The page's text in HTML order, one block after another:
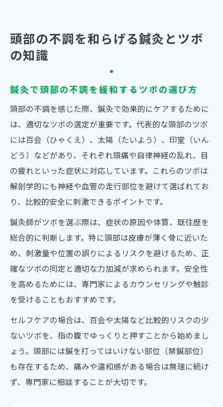
頭部の不調を和らげる鍼灸とツボ
の知識
鍼灸で頭部の不調を緩和するツボの選び方
頭部の不調を感じた際、鍼灸で効果的にケアするために
は、適切なツボの選定が重要です。代表的な頭部のツボ
には百会（ひゃくえ）、太陽（たいよう）、印堂（いん
どう）などがあり、それぞれ頭痛や自律神経の乱れ、目
の疲れといった症状に対応しています。これらのツボは
解剖学的にも神経や血管の走行部位を避けて選ばれてお
り、比較的安全に刺激できるポイントです。
鍼灸師がツボを選ぶ際は、症状の原因や体質、既往歴を
総合的に判断します。特に頭部は皮膚が薄く骨に近いた
め、刺激量や位置の誤りによるリスクを避けるため、正
確なツボの同定と適切な力加減が求められます。安全性
を高めるためには、専門家によるカウンセリングや触診
を受けることもおすすめです。
セルフケアの場合は、百会や太陽など比較的リスクの少
ないツボを、指の腹でゆっくりと押すことから始めまし
ょう。頭部には鍼を打ってはいけない部位（禁鍼部位）
も存在するため、痛みや違和感がある場合は無理に続け
ず、専門家に相談することが大切です。